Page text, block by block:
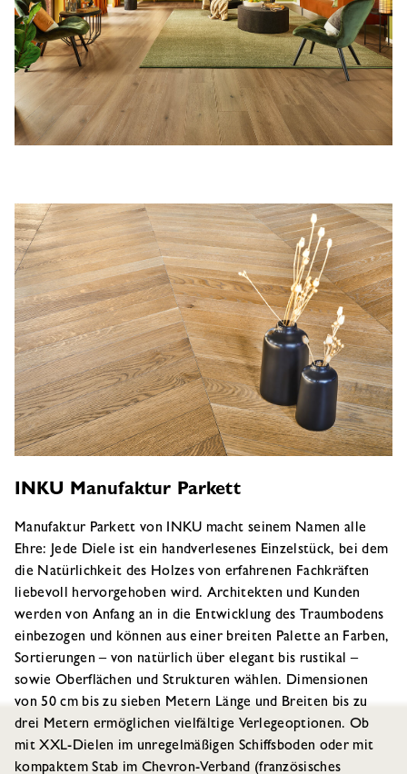
INKU Manufaktur Parkett
Manufaktur Parkett von INKU macht seinem Namen alle
Ehre: Jede Diele ist ein handverlesenes Einzelstück, bei dem
die Natürlichkeit des Holzes von erfahrenen Fachkräften
liebevoll hervorgehoben wird. Architekten und Kunden
werden von Anfang an in die Entwicklung des Traumbodens
einbezogen und können aus einer breiten Palette an Farben,
Sortierungen – von natürlich über elegant bis rustikal –
sowie Oberflächen und Strukturen wählen. Dimensionen
von 50 cm bis zu sieben Metern Länge und Breiten bis zu
drei Metern ermöglichen vielfältige Verlegeoptionen. Ob
mit XXL-Dielen im unregelmäßigen Schiffsboden oder mit
kompaktem Stab im Chevron-Verband (französisches